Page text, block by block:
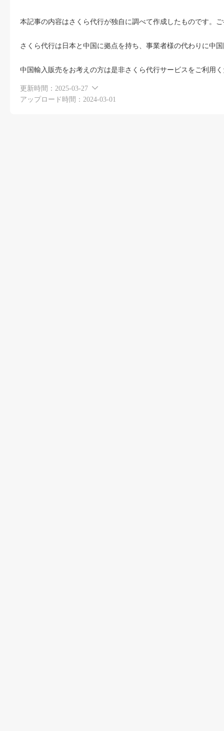
本記事の内容はさくら代行が独自に調べて作成したものです。
さくら代行は日本と中国に拠点を持ち、事業者様の代わりに中
中国輸入販売をお考えの方は是非さくら代行サービスをご利用
更新時間： 2025-03-27
アップロード時間：2024-03-01